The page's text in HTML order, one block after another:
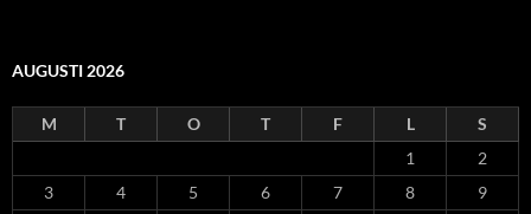
AUGUSTI 2026
M T O T F L
S
1
2
3
4 5 6 7 8
9